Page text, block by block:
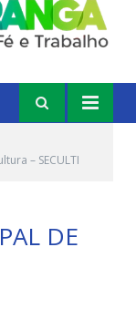
– SECULTI
DE